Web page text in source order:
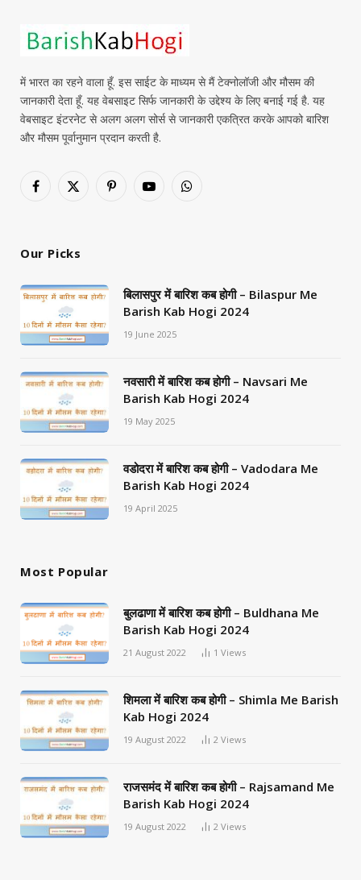
में भारत का रहने वाला हूँ. इस साईट के माध्यम से मैं टेक्नोलॉजी और मौसम की
जानकारी देता हूँ. यह वेबसाइट सिर्फ जानकारी के उद्देश्य के लिए बनाई गई है. यह
वेबसाइट इंटरनेट से अलग अलग सोर्स से जानकारी एकत्रित करके आपको बारिश
और मौसम पूर्वानुमान प्रदान करती है.
Facebook
X
PinterestYouTubeWhatsApp
Our Picks
बिलासपुर में बारिश कब होगी – Bilaspur Me
Barish Kab Hogi 2024
19 June 2025
नवसारी में बारिश कब होगी – Navsari Me
Barish Kab Hogi 2024
19 May 2025
वडोदरा में बारिश कब होगी – Vadodara Me
Barish Kab Hogi 2024
19 April 2025
Most Popular
बुलढाणा में बारिश कब होगी – Buldhana Me
Barish Kab Hogi 2024
21 August 2022 1 Views
शिमला में बारिश कब होगी – Shimla Me Barish
Kab Hogi 2024
19 August 2022 2 Views
राजसमंद में बारिश कब होगी – Rajsamand Me
Barish Kab Hogi 2024
19 August 2022 2 Views